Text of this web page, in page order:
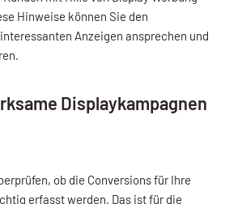
Hinweise können Sie den
Anzeigen ansprechen und
Displaykampagnen
ob die Conversions für Ihre
erfasst werden. Das ist für die